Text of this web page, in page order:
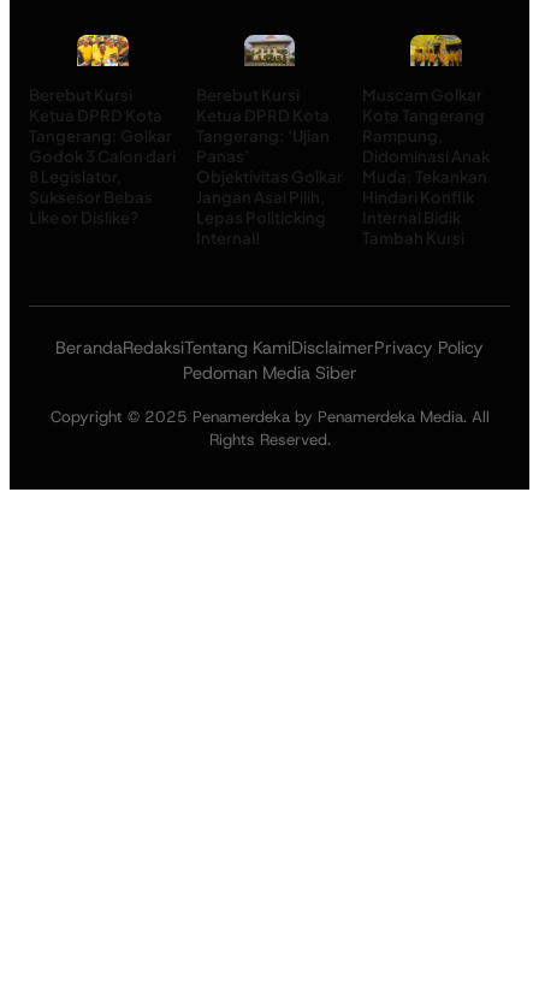
Berebut Kursi
Ketua DPRD Kota
Tangerang: Golkar
Godok 3 Calon dari
8 Legislator,
Suksesor Bebas
Like or Dislike?
Berebut Kursi
Ketua DPRD Kota
Tangerang: ‘Ujian
Panas’
Objektivitas Golkar
Jangan Asal Pilih,
Lepas Politicking
Internal!
Muscam Golkar
Kota Tangerang
Rampung,
Didominasi Anak
Muda: Tekankan
Hindari Konflik
Internal Bidik
Tambah Kursi
BerandaRedaksiTentang KamiDisclaimerPrivacy Policy
Pedoman Media Siber
Copyright © 2025 Penamerdeka by Penamerdeka Media. All
Rights Reserved.